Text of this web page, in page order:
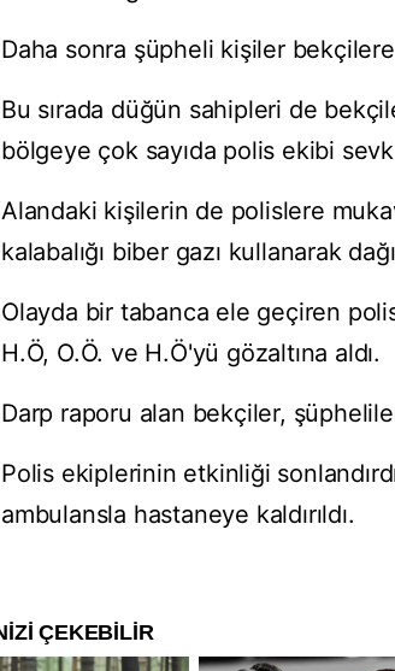
Daha sonra şüpheli kişiler
Bu sırada düğün sahipleri de
bölgeye çok sayıda polis ekibi
Alandaki kişilerin de polislere
kalabalığı biber gazı kullanarak
Olayda bir tabanca ele geçiren
H.Ö, O.Ö. ve H.Ö'yü gözaltına aldı.
Darp raporu alan bekçiler,
Polis ekiplerinin etkinliği
ambulansla hastaneye kaldırıldı.